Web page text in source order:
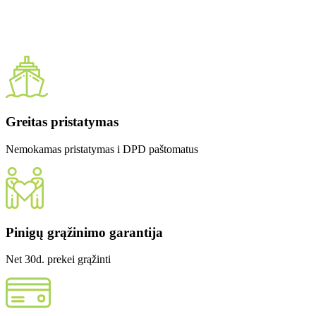
Greitas pristatymas
Nemokamas pristatymas i DPD paštomatus
Pinigų grąžinimo garantija
Net 30d. prekei grąžinti